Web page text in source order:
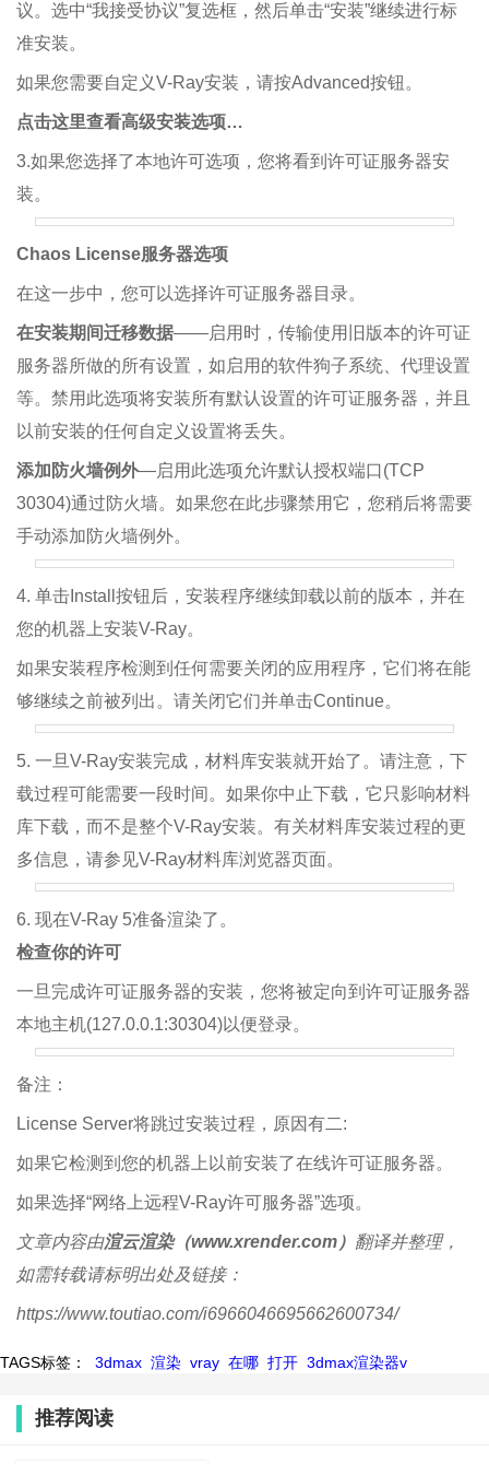
议。选中“我接受协议”复选框，然后单击“安装”继续进行标
准安装。
如果您需要自定义V-Ray安装，请按Advanced按钮。
点击这里查看高级安装选项…
3.如果您选择了本地许可选项，您将看到许可证服务器安
装。
Chaos License服务器选项
在这一步中，您可以选择许可证服务器目录。
在安装期间迁移数据——启用时，传输使用旧版本的许可证
服务器所做的所有设置，如启用的软件狗子系统、代理设置
等。禁用此选项将安装所有默认设置的许可证服务器，并且
以前安装的任何自定义设置将丢失。
添加防火墙例外—启用此选项允许默认授权端口(TCP
30304)通过防火墙。如果您在此步骤禁用它，您稍后将需要
手动添加防火墙例外。
4. 单击Install按钮后，安装程序继续卸载以前的版本，并在
您的机器上安装V-Ray。
如果安装程序检测到任何需要关闭的应用程序，它们将在能
够继续之前被列出。请关闭它们并单击Continue。
5. 一旦V-Ray安装完成，材料库安装就开始了。请注意，下
载过程可能需要一段时间。如果你中止下载，它只影响材料
库下载，而不是整个V-Ray安装。有关材料库安装过程的更
多信息，请参见V-Ray材料库浏览器页面。
6. 现在V-Ray 5准备渲染了。
检查你的许可
一旦完成许可证服务器的安装，您将被定向到许可证服务器
本地主机(127.0.0.1:30304)以便登录。
备注：
License Server将跳过安装过程，原因有二:
如果它检测到您的机器上以前安装了在线许可证服务器。
如果选择“网络上远程V-Ray许可服务器”选项。
文章内容由渲云渲染（www.xrender.com） 翻译并整理，
如需转载请标明出处及链接：
https://www.toutiao.com/i6966046695662600734/
TAGS标签： 3dmax 渲染 vray 在哪 打开 3dmax渲染器v
推荐阅读